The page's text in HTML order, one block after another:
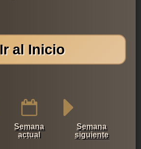
Ir al Inicio
Semana
actual
Semana
siguiente